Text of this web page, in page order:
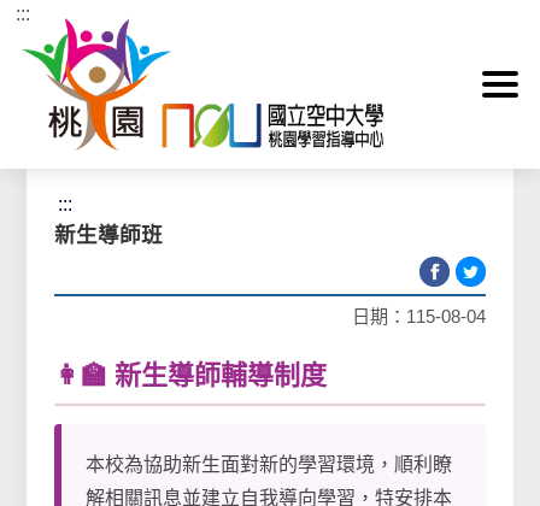
跳到主要內容區塊
:::
首頁 > 輔導資訊 新生導師
:::
新生導師班
日期：115-08-04
👩‍🏫 新生導師輔導制度
本校為協助新生面對新的學習環境，順利瞭
解相關訊息並建立自我導向學習，特安排本